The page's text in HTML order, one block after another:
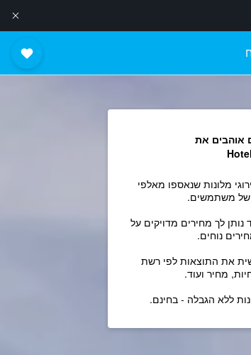
אוהבים את
מלונות שנאספו מאלפי
של משתמשים.
נותן לך מחירים מדויקים על
נוחים.
את התוצאות לפי רשת
מחיר ועוד.
ללא הגבלה - בחינם.